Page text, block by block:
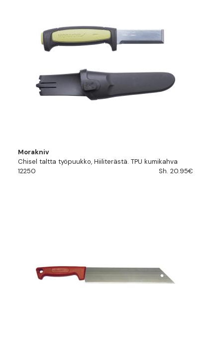
Morakniv
Chisel taltta työpuukko, Hiiliterästä. TPU kumikahva
12250
Sh. 20.95€